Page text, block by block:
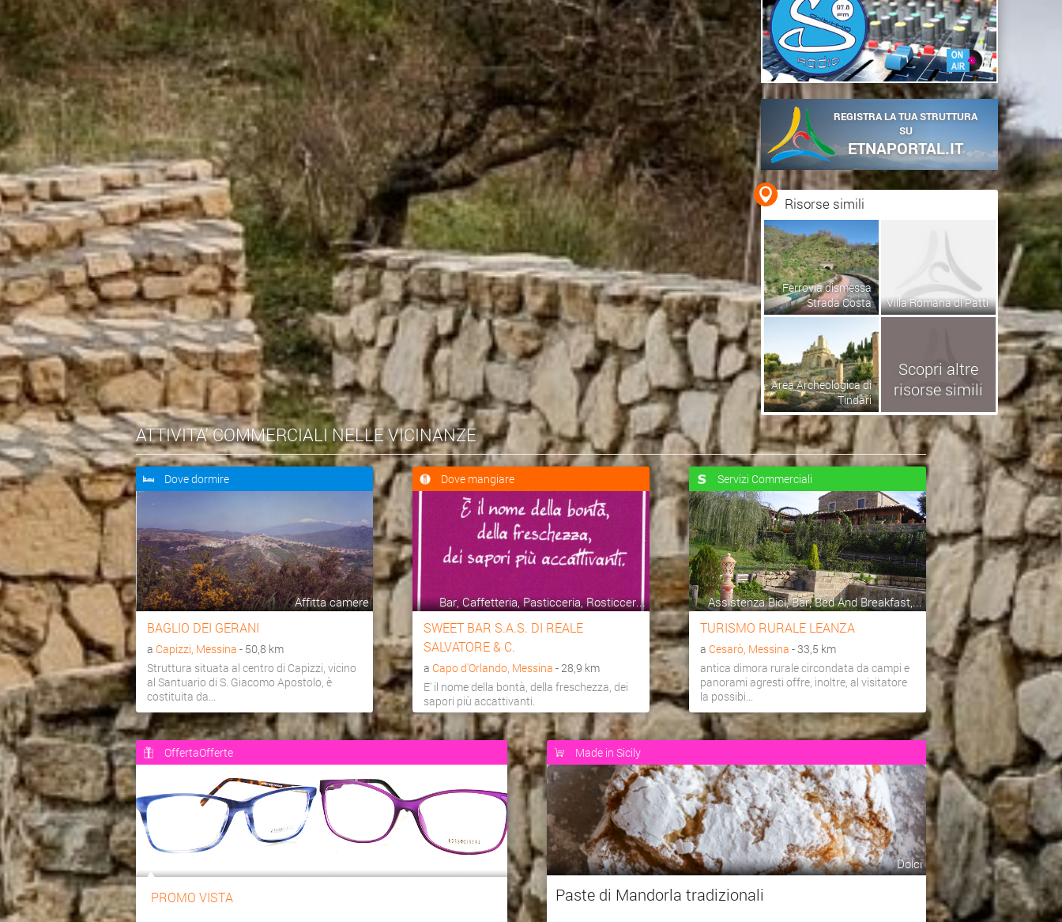
REGISTRA LA TUA STRUTTURA
SU
ETNAPORTAL.IT
Risorse simili
Ferrovia dismessa
Strada Costa
Villa Romana di Patti
Area Archeologica di
Tindari
Scopri altre
risorse simili
ATTIVITA' COMMERCIALI NELLE VICINANZE
Dove dormire
Affitta camere
BAGLIO DEI GERANI
a Capizzi, Messina - 50,8 km
Struttura situata al centro di Capizzi, vicino
al Santuario di S. Giacomo Apostolo, è
costituita da...
Dove mangiare
Bar, Caffetteria, Pasticceria, Rosticcer...
SWEET BAR S.A.S. DI REALE
SALVATORE & C.
a Capo d'Orlando, Messina - 28,9 km
E' il nome della bontà, della freschezza, dei
sapori più accattivanti.
Servizi Commerciali
Assistenza Bici, Bar, Bed And Breakfast,...
TURISMO RURALE LEANZA
a Cesarò, Messina - 33,5 km
antica dimora rurale circondata da campi e
panorami agresti offre, inoltre, al visitatore
la possibi...
OffertaOfferte
PROMO VISTA
Made in Sicily
Dolci
Paste di Mandorla tradizionali